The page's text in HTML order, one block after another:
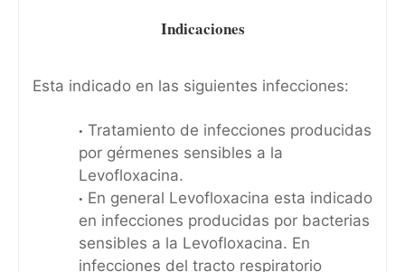
Indicaciones
Esta indicado en las siguientes infecciones:
Tratamiento de infecciones producidas
por gérmenes sensibles a la
Levofloxacina.
En general Levofloxacina esta indicado
en infecciones producidas por bacterias
sensibles a la Levofloxacina. En
infecciones del tracto respiratorio